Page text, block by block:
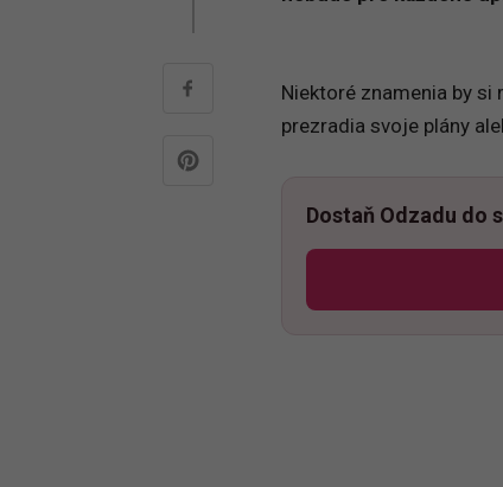
Niektoré znamenia by
prezradia svoje plány
Dostaň Odzadu do